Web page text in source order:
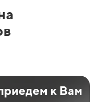
к Вам